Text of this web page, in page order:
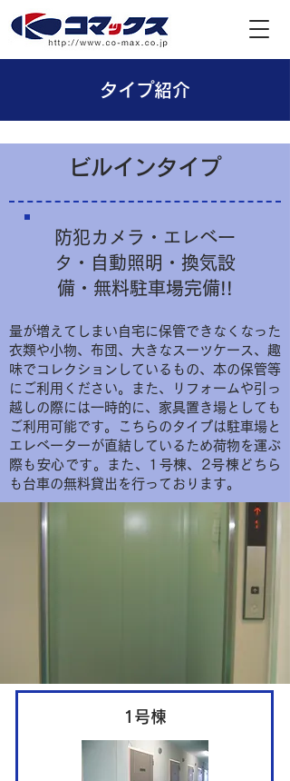
タイプ紹介
ビルインタイプ
防犯カメラ・エレベー
タ・自動照明・換気設
備・無料駐車場完備!!
量が増えてしまい自宅に保管できなくなった
衣類や小物、布団、大きなスーツケース、趣
味でコレクションしているもの、本の保管等
にご利用ください。また、リフォームや引っ
越しの際には一時的に、家具置き場としても
ご利用可能です。こちらのタイプは駐車場と
エレベーターが直結しているため荷物を運ぶ
際も安心です。また、1号棟、2号棟どちら
も台車の無料貸出を行っております。
1号棟